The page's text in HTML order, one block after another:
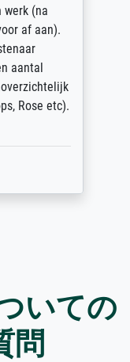
(na
af aan).
aantal
Rose etc).
いての
問